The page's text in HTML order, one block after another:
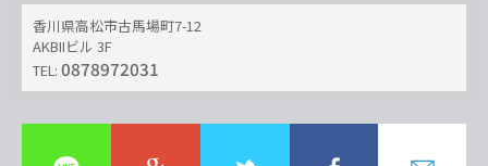
香川県高松市古馬場町7-12
AKBIIビル 3F
TEL: 0878972031